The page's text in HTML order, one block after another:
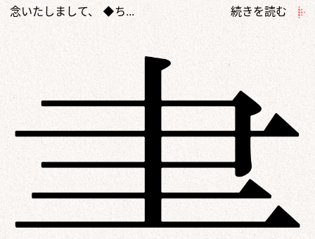
念いたしまして、 ◆ち...
続きを読む